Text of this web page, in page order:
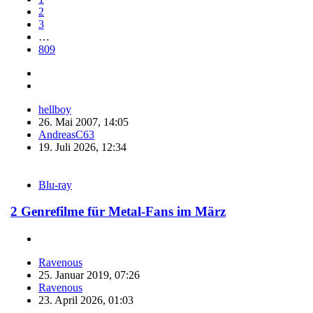
2
3
…
809
hellboy
26. Mai 2007, 14:05
AndreasC63
19. Juli 2026, 12:34
Blu-ray
2 Genrefilme für Metal-Fans im März
Ravenous
25. Januar 2019, 07:26
Ravenous
23. April 2026, 01:03